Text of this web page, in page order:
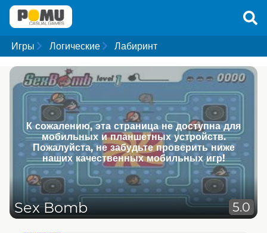
Игры Логические Лабиринт
К сожалению, эта страница не доступна для
мобильных и планшетных устройств.
Пожалуйста, не забудьте проверить ниже
наших качественных мобильных игр!
Sex Bomb 5.0